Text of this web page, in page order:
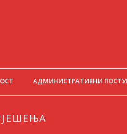
АДМИНИСТРАТИВНИ